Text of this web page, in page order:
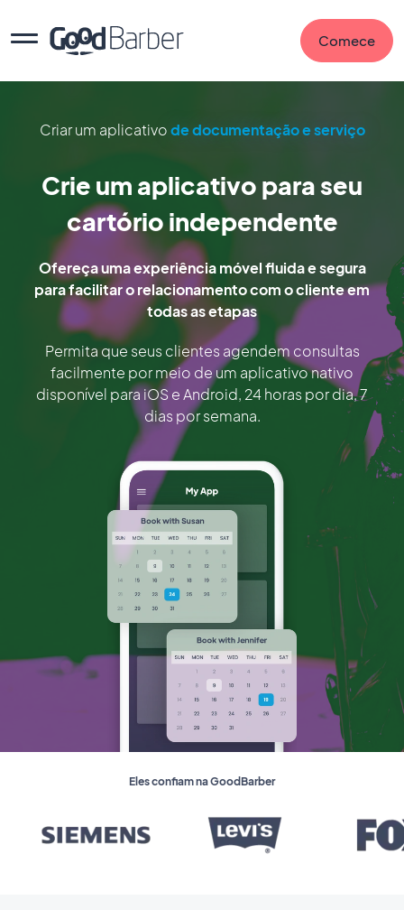
Comece
Criar um aplicativode documentação e serviço
Crie um aplicativo para seu
cartório independente
Ofereça uma experiência móvel fluida e segura
para facilitar o relacionamento com o cliente em
todas as etapas
Permita que seus clientes agendem consultas
facilmente por meio de um aplicativo nativo
disponível para iOS e Android, 24 horas por dia, 7
dias por semana.
Eles confiam na GoodBarber